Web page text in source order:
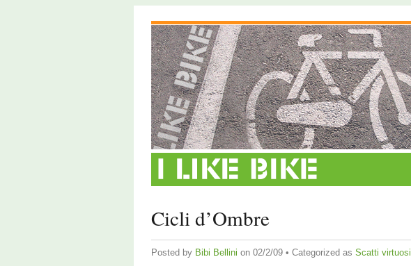
Cicli d’Ombre
Posted by Bibi Bellini on 02/2/09 • Categorized as Scatti virtuosi